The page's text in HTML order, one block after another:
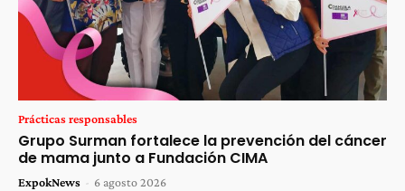
Prácticas responsables
Grupo Surman fortalece la prevención del cáncer
de mama junto a Fundación CIMA
ExpokNews - 6 agosto 2026